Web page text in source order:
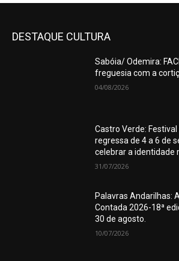
DESTAQUE CULTURA
Sabóia/ Odemira:
freguesia com a
04/08/2026
Castro Verde:
regressa de 4 a 6 de
celebrar a identidade
31/07/2026
Palavras Andarilhas:
Contada 2026-18ª
30 de agosto.
10/07/2026